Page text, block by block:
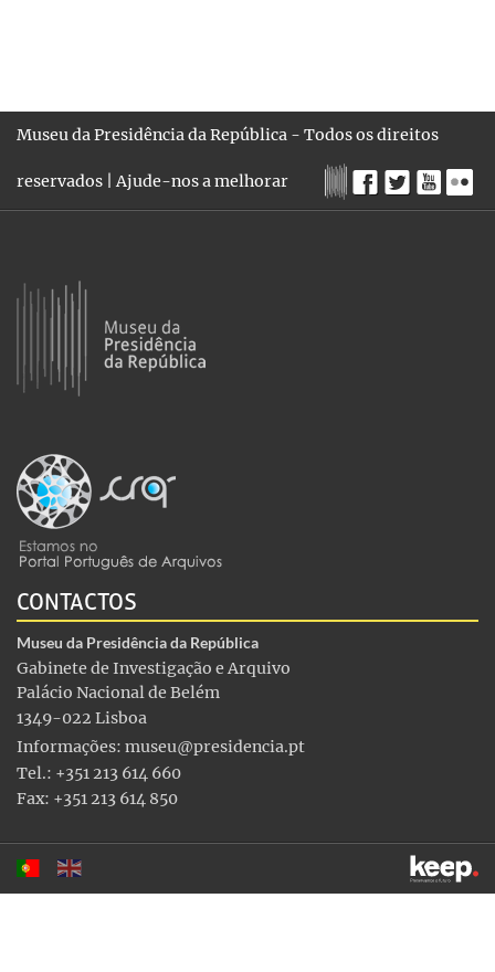
Museu da Presidência da República - Todos os direitos
reservados |Ajude-nos a melhorar
CONTACTOS
Museu da Presidência da República
Gabinete de Investigação e Arquivo
Palácio Nacional de Belém
1349-022 Lisboa
Informações: museu@presidencia.pt
Tel.: +351 213 614 660
Fax: +351 213 614 850